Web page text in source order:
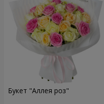
Букет "Аллея роз"